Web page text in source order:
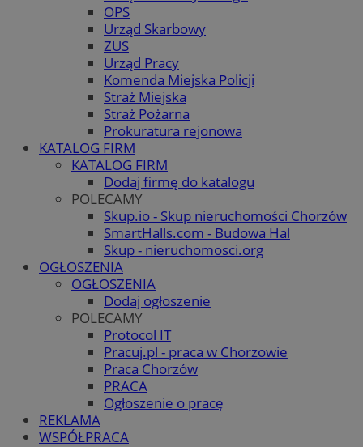
OPS
Urząd Skarbowy
ZUS
Urząd Pracy
Komenda Miejska Policji
Straż Miejska
Straż Pożarna
Prokuratura rejonowa
KATALOG FIRM
KATALOG FIRM
Dodaj firmę do katalogu
POLECAMY
Skup.io - Skup nieruchomości Chorzów
SmartHalls.com - Budowa Hal
Skup - nieruchomosci.org
OGŁOSZENIA
OGŁOSZENIA
Dodaj ogłoszenie
POLECAMY
Protocol IT
Pracuj.pl - praca w Chorzowie
Praca Chorzów
PRACA
Ogłoszenie o pracę
REKLAMA
WSPÓŁPRACA